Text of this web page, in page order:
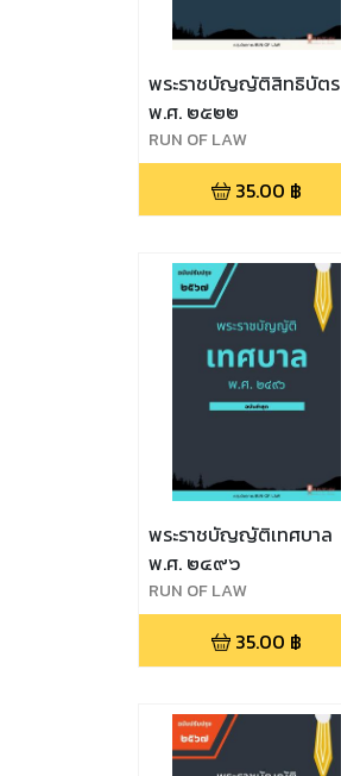
พระราชบัญญัติสิทธิบัตร
พ.ศ. ๒๕๒๒
RUN OF LAW
35.00 ฿
พระราชบัญญัติเทศบาล
พ.ศ. ๒๔๙๖
RUN OF LAW
35.00 ฿